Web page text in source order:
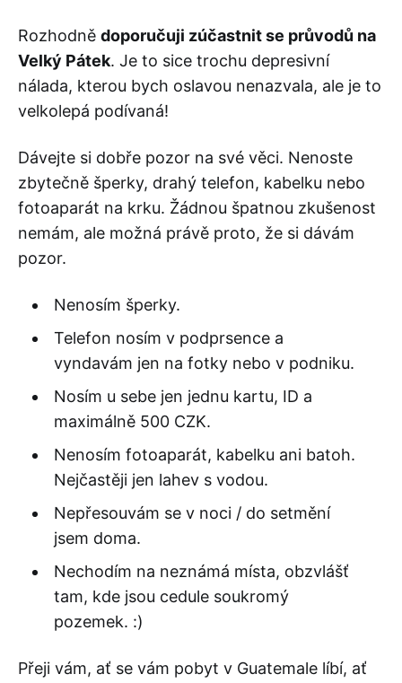
Rozhodně doporučuji zúčastnit se průvodů na
Velký Pátek. Je to sice trochu depresivní
nálada, kterou bych oslavou nenazvala, ale je to
velkolepá podívaná!
Dávejte si dobře pozor na své věci. Nenoste
zbytečně šperky, drahý telefon, kabelku nebo
fotoaparát na krku. Žádnou špatnou zkušenost
nemám, ale možná právě proto, že si dávám
pozor.
Nenosím šperky.
Telefon nosím v podprsence a
vyndavám jen na fotky nebo v podniku.
Nosím u sebe jen jednu kartu, ID a
maximálně 500 CZK.
Nenosím fotoaparát, kabelku ani batoh.
Nejčastěji jen lahev s vodou.
Nepřesouvám se v noci / do setmění
jsem doma.
Nechodím na neznámá místa, obzvlášť
tam, kde jsou cedule soukromý
pozemek. :)
Přeji vám, ať se vám pobyt v Guatemale líbí, ať